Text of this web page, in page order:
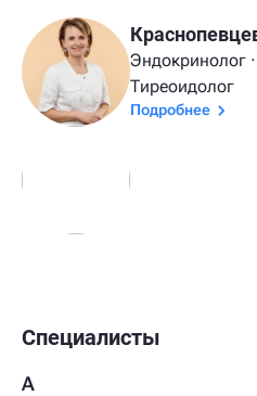
Эндокринолог
Тиреоидолог
Подробнее
Специалисты
А